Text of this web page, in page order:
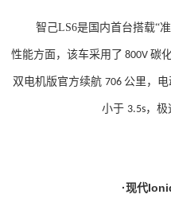
智己LS6是国内首台搭载“准
性能方面，该车采用了 800V 碳
双电机版官方续航 706 公里，
小于 3.5s，极
·现代